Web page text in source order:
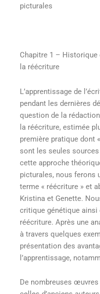
picturales
Chapitre 1 –
la réécriture
L’apprentissage de
pendant les dernières
question de la
la réécriture, estimée
première pratique dont
sont les seules sources
cette approche
picturales, nous ferons
terme « réécriture » et
Kristina et Genette.
critique génétique ainsi
réécriture. Après une
à travers quelques
présentation des
l’apprentissage,
De nombreuses